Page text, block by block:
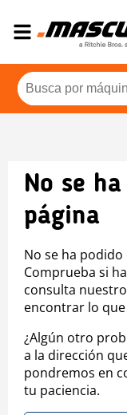
No se
página
No se ha
Comprueba si
consulta
encontrar lo
¿Algún otro
a la dirección
pondremos en
tu paciencia.